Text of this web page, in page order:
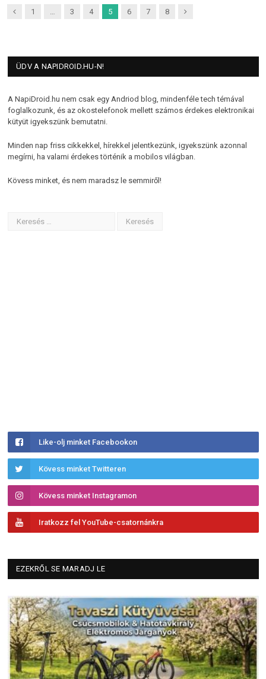
Previous
1 3 4 5 6 7 8 Next
ÜDV A NAPIDROID.HU-N!
A NapiDroid.hu nem csak egy Andriod blog, mindenféle tech témával
foglalkozunk, és az okostelefonok mellett számos érdekes elektronikai
kütyüt igyekszünk bemutatni.
Minden nap friss cikkekkel, hírekkel jelentkezünk, igyekszünk azonnal
megírni, ha valami érdekes történik a mobilos világban.
Kövess minket, és nem maradsz le semmiről!
Like-olj minket Facebookon
Kövess minket Twitteren
Kövess minket Instagramon
Iratkozz fel YouTube-csatornánkra
EZEKRŐL SE MARADJ LE